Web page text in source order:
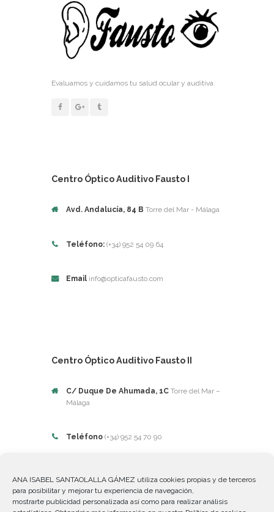
ANA ISABEL SANTAOLALLA GÁMEZ utiliza cookies propias y de terceros
para posibilitar y mejorar tu experiencia de navegación,
mostrarte publicidad personalizada así como para realizar análisis
Evaluamos y cuidamos tu salud ocular y auditiva.
Centro Óptico Auditivo Fausto I
Avd. Andalucía, 84 B Torre del Mar - Málaga
Teléfono: (+34) 952 54 09 64
Email info@opticafausto.com
Centro Óptico Auditivo Fausto II
C/ Duque De Ahumada, 1C Torre del Mar –
Málaga
Teléfono (+34) 952 54 70 90